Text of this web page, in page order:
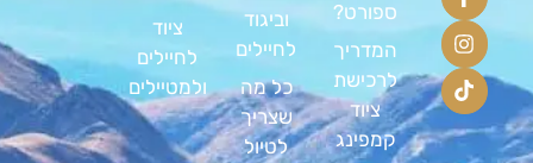
ספורט?
המדריך
לרכישת
ציוד
קמפינג
וביגוד
לחיילים
כל מה
שצריך
לטיול
לחיילים
ולמטיילים